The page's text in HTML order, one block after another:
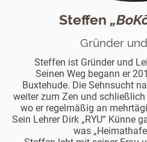
Steffen
Gründer
Steffen ist Gründer und
Seinen Weg begann er
Buxtehude. Die Sehnsucht
weiter zum Zen und
wo er regelmäßig an
Sein Lehrer Dirk „RYU“ Künne
was